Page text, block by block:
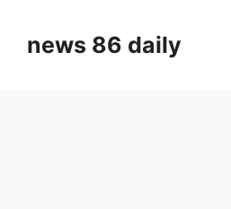
contentnews 86 daily